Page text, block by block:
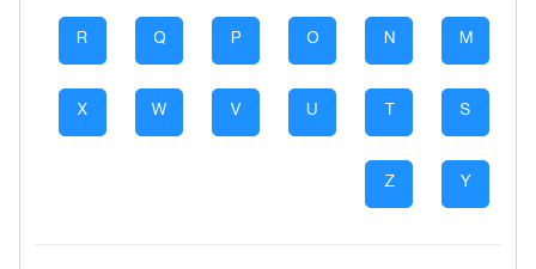
M
N
O
P
Q
R
S
T
U
V
W
X
Y
Z